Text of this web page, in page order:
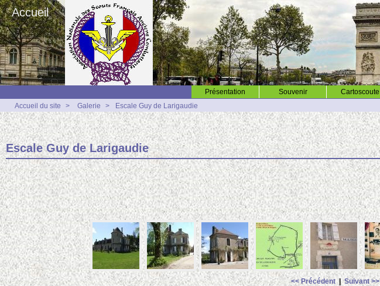
Accueil
Présentation Souvenir Cartoscoute
Accueil du site > Galerie > Escale Guy de Larigaudie
Escale Guy de Larigaudie
<< Précédent|Suivant >>